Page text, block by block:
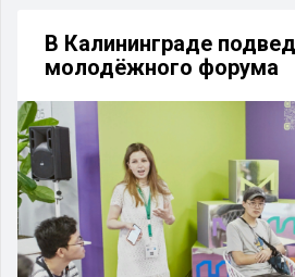
В Калининграде
молодёжного форума